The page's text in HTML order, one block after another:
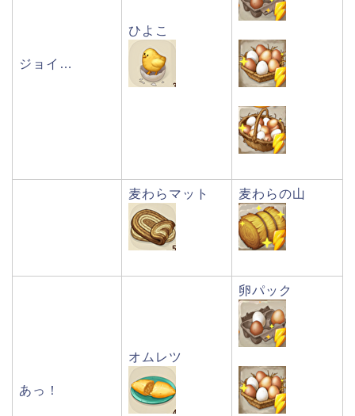
ジョイ…
ひよこ
麦わらマット 麦わらの山
あっ！
オムレツ
卵パック